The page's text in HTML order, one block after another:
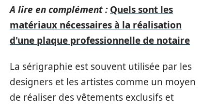
A lire en complément : Quels sont les
matériaux nécessaires à la réalisation
d'une plaque professionnelle de notaire
La sérigraphie est souvent utilisée par les
designers et les artistes comme un moyen
de réaliser des vêtements exclusifs et